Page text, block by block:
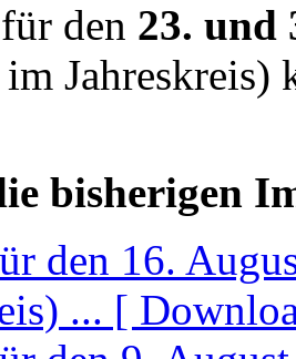
für den 23. und
im
bisherigen
den 16.
... [